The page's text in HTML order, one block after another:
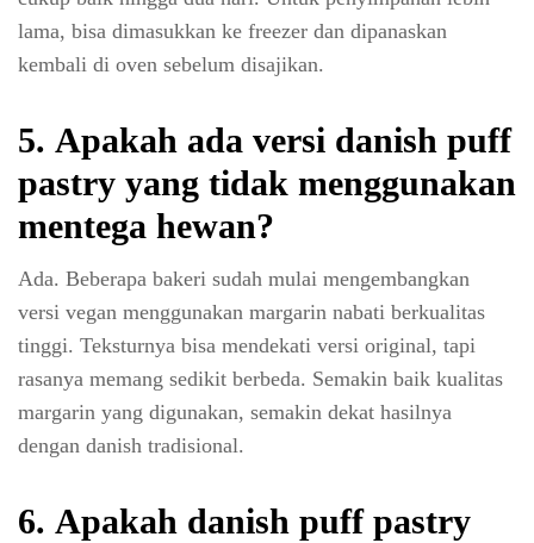
lama, bisa dimasukkan ke freezer dan dipanaskan
kembali di oven sebelum disajikan.
5. Apakah ada versi danish puff
pastry yang tidak menggunakan
mentega hewan?
Ada. Beberapa bakeri sudah mulai mengembangkan
versi vegan menggunakan margarin nabati berkualitas
tinggi. Teksturnya bisa mendekati versi original, tapi
rasanya memang sedikit berbeda. Semakin baik kualitas
margarin yang digunakan, semakin dekat hasilnya
dengan danish tradisional.
6. Apakah danish puff pastry